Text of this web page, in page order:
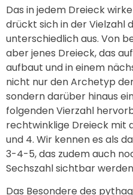
Das in jedem Dreieck
drückt sich in der Vielzahl
unterschiedlich aus. Von
aber jenes Dreieck, das
aufbaut und in einem
nicht nur den Archetyp
sondern darüber hinaus
folgenden Vierzahl
rechtwinklige Dreieck mit
und 4. Wir kennen es als
3-4-5, das zudem auch
Sechszahl sichtbar
Das Besondere des